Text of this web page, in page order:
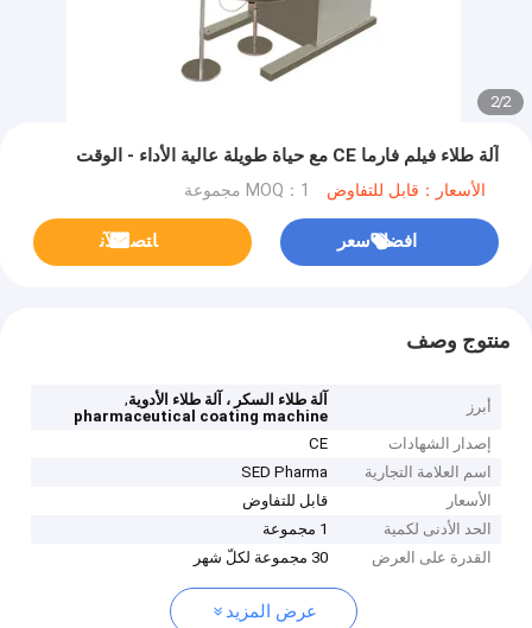
2
/
2
آلة طلاء فيلم فارما CE مع حياة طويلة عالية الأداء - الوقت
الأسعار：قابل للتفاوض MOQ：1 مجموعة
افضل سعر ﺎﺘﺼﻟ ﺍﻶﻧ
منتوج وصف
أبرز آلة طلاء السكر ، آلة طلاء الأدوية,
pharmaceutical coating machine
إصدار الشهادات
CE
اسم العلامة التجارية
SED Pharma
الأسعار
قابل للتفاوض
الحد الأدنى لكمية
1 مجموعة
القدرة على العرض
30 مجموعة لكلّ شهر
عرض المزيد